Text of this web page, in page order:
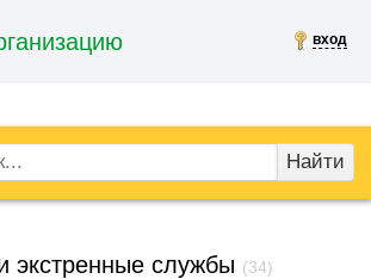
вход
Найти
экстренные службы (34)